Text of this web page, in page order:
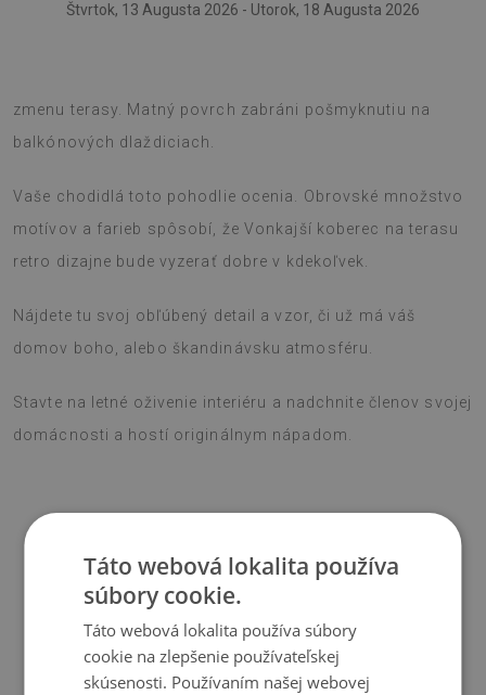
Štvrtok, 13 Augusta 2026 - Utorok, 18 Augusta 2026
zmenu terasy. Matný povrch zabráni pošmyknutiu na
balkónových dlaždiciach.
Vaše chodidlá toto pohodlie ocenia. Obrovské množstvo
motívov a farieb spôsobí, že Vonkajší koberec na terasu
retro dizajne bude vyzerať dobre v kdekoľvek.
Nájdete tu svoj obľúbený detail a vzor, či už má váš
domov boho, alebo škandinávsku atmosféru.
Stavte na letné oživenie interiéru a nadchnite členov svojej
domácnosti a hostí originálnym nápadom.
♦
Hrúbka:1,6 mm.
Koberce nie sú protišmykové;
Odtiene kobercov sa môžu mierne líšiť od vizualizácie.
Táto webová lokalita používa
súbory cookie.
Táto webová lokalita používa súbory
cookie na zlepšenie používateľskej
skúsenosti. Používaním našej webovej